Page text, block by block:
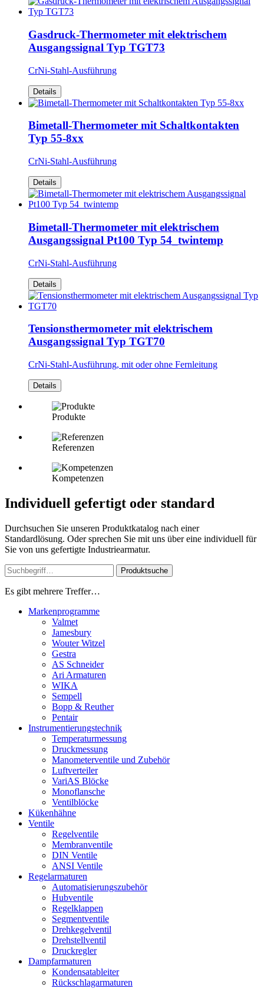
Gasdruck-Thermometer mit elektrischem
Ausgangssignal Typ TGT73
CrNi-Stahl-Ausführung
Details
Bimetall-Thermometer mit Schaltkontakten
Typ 55-8xx
CrNi-Stahl-Ausführung
Details
Bimetall-Thermometer mit elektrischem
Ausgangssignal Pt100 Typ 54_twintemp
CrNi-Stahl-Ausführung
Details
Tensionsthermometer mit elektrischem
Ausgangssignal Typ TGT70
CrNi-Stahl-Ausführung, mit oder ohne Fernleitung
Details
Produkte
Referenzen
Kompetenzen
Individuell gefertigt oder standard
Durchsuchen Sie unseren Produktkatalog nach einer
Standardlösung. Oder sprechen Sie mit uns über eine individuell für
Sie von uns gefertigte Industriearmatur.
Produktsuche
Es gibt mehrere Treffer…
Markenprogramme
Valmet
Jamesbury
Wouter Witzel
Gestra
AS Schneider
Ari Armaturen
WIKA
Sempell
Bopp & Reuther
Pentair
Instrumentierungs­technik
Temperaturmessung
Druckmessung
Manometerventile und Zubehör
Luftverteiler
VariAS Blöcke
Monoflansche
Ventilblöcke
Kükenhähne
Ventile
Regelventile
Membranventile
DIN Ventile
ANSI Ventile
Regelarmaturen
Automatisierungszubehör
Hubventile
Regelklappen
Segmentventile
Drehkegelventil
Drehstellventil
Druckregler
Dampfarmaturen
Kondensatableiter
Rückschlagarmaturen